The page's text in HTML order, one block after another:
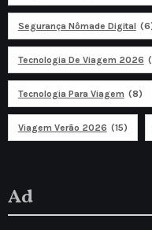
Segurança Nômade Digital
Tecnologia De Viagem 2026
Tecnologia Para Viagem (8)
Viagem Verão 2026 (15)
Ad